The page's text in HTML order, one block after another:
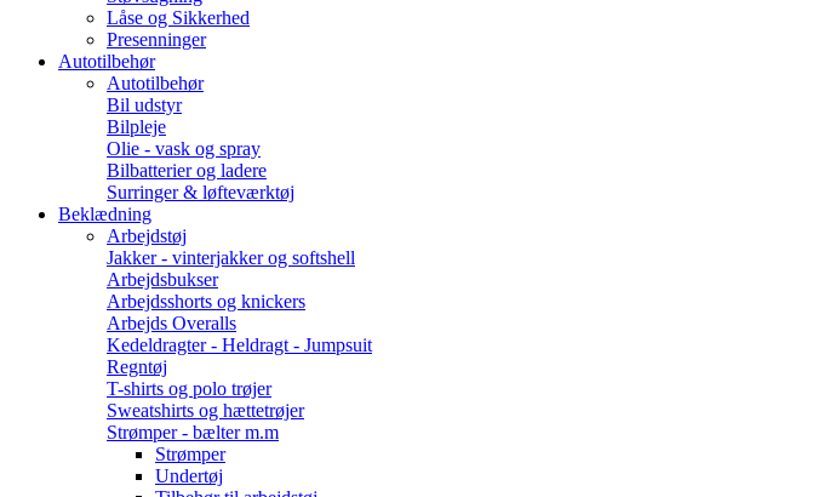
Låse og Sikkerhed
Presenninger
Autotilbehør
Autotilbehør
Bil udstyr
Bilpleje
Olie - vask og spray
Bilbatterier og ladere
Surringer & løfteværktøj
Beklædning
Arbejdstøj
Jakker - vinterjakker og softshell
Arbejdsbukser
Arbejdsshorts og knickers
Arbejds Overalls
Kedeldragter - Heldragt - Jumpsuit
Regntøj
T-shirts og polo trøjer
Sweatshirts og hættetrøjer
Strømper - bælter m.m
Strømper
Undertøj